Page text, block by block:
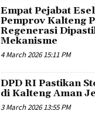
Empat Pejabat
Pemprov Kalteng
Regenerasi
Mekanisme
4 March 2026 15:11 PM
DPD RI Pastikan
di Kalteng Aman
3 March 2026 13:55 PM